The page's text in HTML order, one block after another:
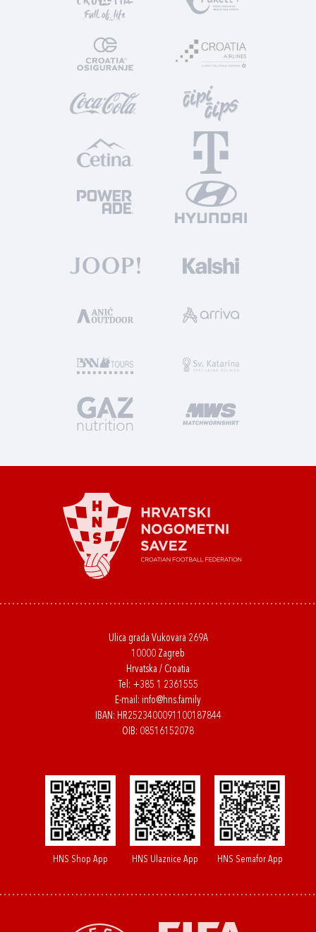
Ulica grada Vukovara 269A
10000 Zagreb
Hrvatska / Croatia
Tel: +385 1 2361555
E-mail: info@hns.family
IBAN: HR2523400091100187844
OIB: 08516152078
HNS Shop App HNS Ulaznice App HNS Semafor App